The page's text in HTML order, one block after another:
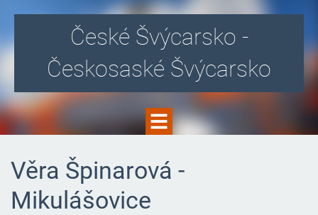
České Švýcarsko -
Českosaské Švýcarsko
Věra Špinarová -
Mikulášovice